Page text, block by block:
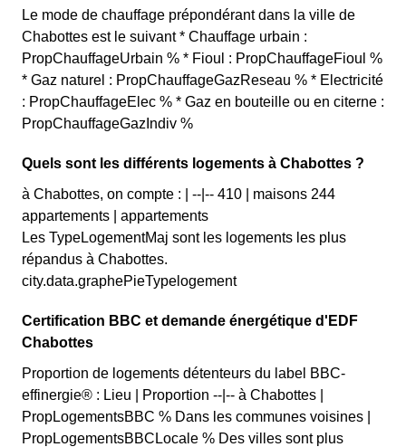
Le mode de chauffage prépondérant dans la ville de
Chabottes est le suivant * Chauffage urbain :
PropChauffageUrbain % * Fioul : PropChauffageFioul %
* Gaz naturel : PropChauffageGazReseau % * Electricité
: PropChauffageElec % * Gaz en bouteille ou en citerne :
PropChauffageGazIndiv %
Quels sont les différents logements à Chabottes ?
à Chabottes, on compte : | --|-- 410 | maisons 244
appartements | appartements
Les TypeLogementMaj sont les logements les plus
répandus à Chabottes.
city.data.graphePieTypelogement
Certification BBC et demande énergétique d'EDF
Chabottes
Proportion de logements détenteurs du label BBC-
effinergie® : Lieu | Proportion --|-- à Chabottes |
PropLogementsBBC % Dans les communes voisines |
PropLogementsBBCLocale % Des villes sont plus